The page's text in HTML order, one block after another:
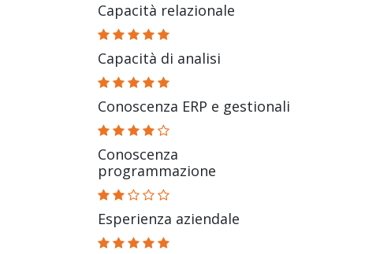
Capacità relazionale
Capacità di analisi
Conoscenza ERP e gestionali
Conoscenza
programmazione
Esperienza aziendale